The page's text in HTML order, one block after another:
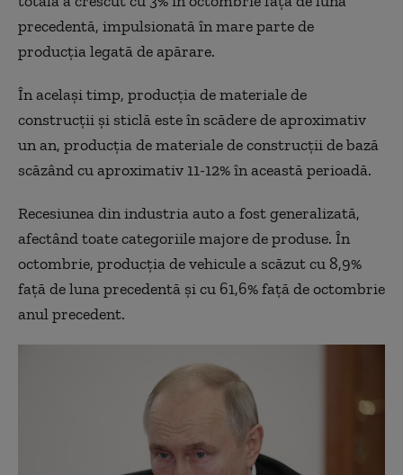
precedentă, impulsionată în mare parte de
producția legată de apărare.
În același timp, producția de materiale de
construcții și sticlă este în scădere de aproximativ
un an, producția de materiale de construcții de bază
scăzând cu aproximativ 11-12% în această perioadă.
Recesiunea din industria auto a fost generalizată,
afectând toate categoriile majore de produse. În
octombrie, producția de vehicule a scăzut cu 8,9%
față de luna precedentă și cu 61,6% față de octombrie
anul precedent.